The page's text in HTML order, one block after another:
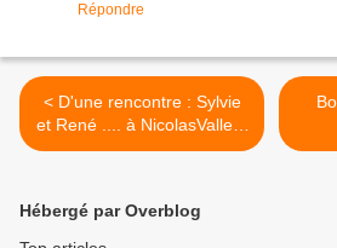
Répondre
< D'une rencontre : Sylvie
et René .... à NicolasVallet :
Castorama Flandre!
Hébergé par Overblog